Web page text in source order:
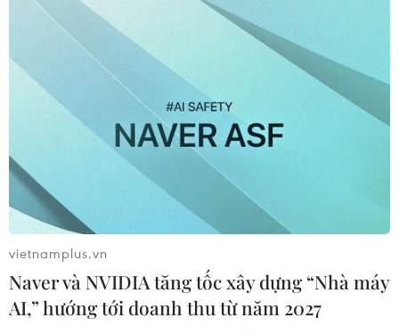
vietnamplus.vn
Naver và NVIDIA tăng tốc xây dựng “Nhà máy
AI,” hướng tới doanh thu từ năm 2027